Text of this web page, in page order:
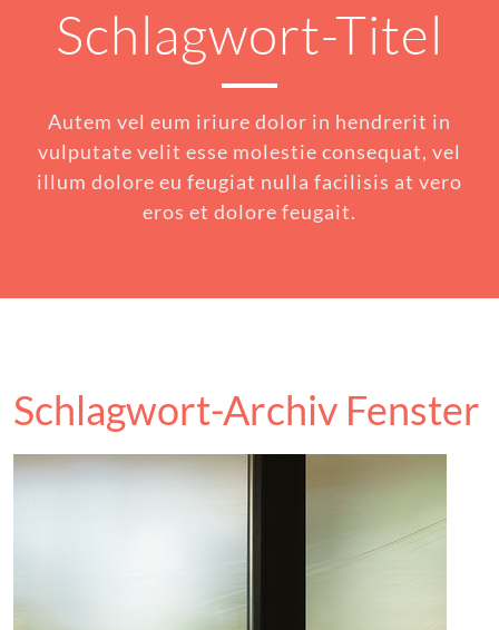
Schlagwort-Titel
Autem vel eum iriure dolor in hendrerit in
vulputate velit esse molestie consequat, vel
illum dolore eu feugiat nulla facilisis at vero
eros et dolore feugait.
Schlagwort-Archiv Fenster